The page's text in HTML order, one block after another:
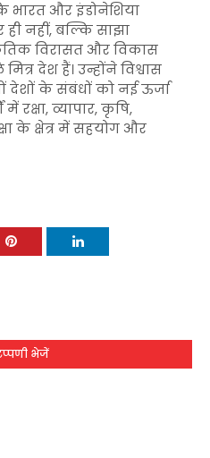
भारत और इंडोनेशिया
नहीं, बल्कि साझा
विरासत और विकास
देश हैं। उन्होंने विश्वास
देशों के संबंधों को नई ऊर्जा
रक्षा, व्यापार, कृषि,
के क्षेत्र में सहयोग और
भेजें